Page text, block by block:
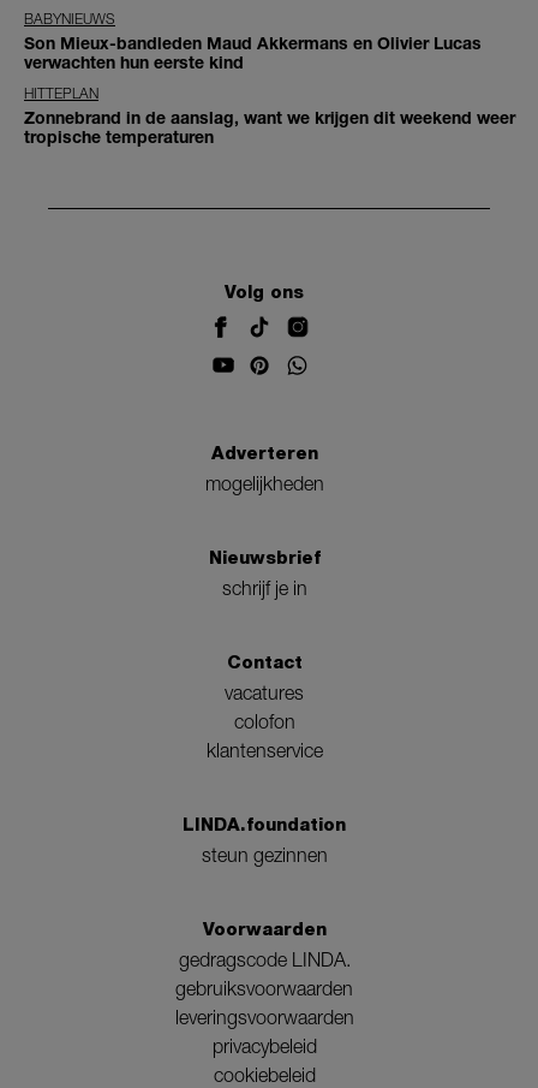
BABYNIEUWS
Son Mieux-bandleden Maud Akkermans en Olivier Lucas
verwachten hun eerste kind
HITTEPLAN
Zonnebrand in de aanslag, want we krijgen dit weekend weer
tropische temperaturen
Volg ons
Adverteren
mogelijkheden
Nieuwsbrief
schrijf je in
Contact
vacatures
colofon
klantenservice
LINDA.foundation
steun gezinnen
Voorwaarden
gedragscode LINDA.
gebruiksvoorwaarden
leveringsvoorwaarden
privacybeleid
cookiebeleid